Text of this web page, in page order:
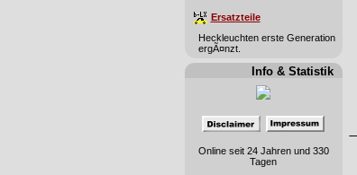
Ersatzteile
Heckleuchten erste Generation
ergÃ¤nzt.
Info & Statistik
Online seit 24 Jahren und 330
Tagen